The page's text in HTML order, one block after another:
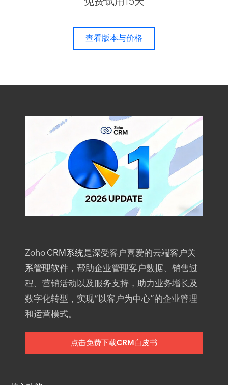
查看版本与价格
Zoho CRM系统是深受客户喜爱的云端客户关
系管理软件 ，帮助企业管理客户数据、销售过
程、营销活动以及服务支持，助力业务增长及
数字化转型，实现“以客户为中心”的企业管理
和运营模式。
点击免费下载CRM白皮书